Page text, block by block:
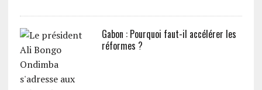
Gabon : Pourquoi faut-il accélérer les
réformes ?